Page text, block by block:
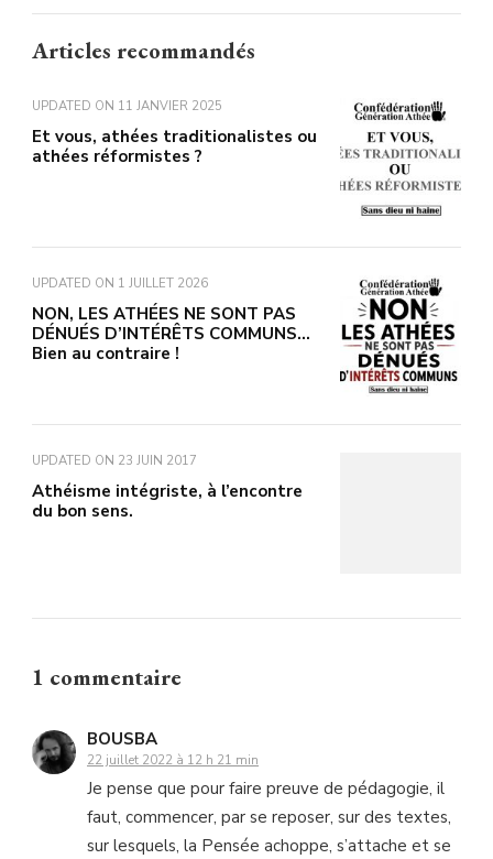
Articles recommandés
UPDATED ON 11 JANVIER 2025
Et vous, athées traditionalistes ou
athées réformistes ?
UPDATED ON 1 JUILLET 2026
NON, LES ATHÉES NE SONT PAS
DÉNUÉS D’INTÉRÊTS COMMUNS…
Bien au contraire !
UPDATED ON 23 JUIN 2017
Athéisme intégriste, à l’encontre
du bon sens.
1 commentaire
BOUSBA
22 juillet 2022 à 12 h 21 min
Je pense que pour faire preuve de pédagogie, il
faut, commencer, par se reposer, sur des textes,
sur lesquels, la Pensée achoppe, s’attache et se